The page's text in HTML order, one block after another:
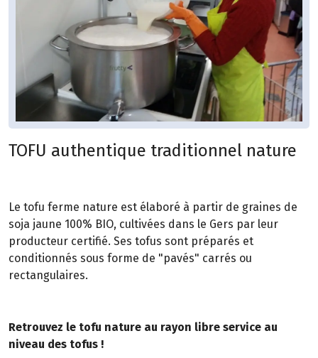
TOFU authentique traditionnel nature
Le tofu ferme nature est élaboré à partir de graines de
soja jaune 100% BIO, cultivées dans le Gers par leur
producteur certifié. Ses tofus sont préparés et
conditionnés sous forme de "pavés" carrés ou
rectangulaires.
Retrouvez le tofu nature au rayon libre service au
niveau des tofus !